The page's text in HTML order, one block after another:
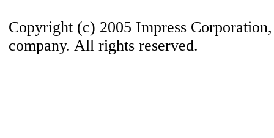
Copyright (c) 2005 Impress
company. All rights reserved.